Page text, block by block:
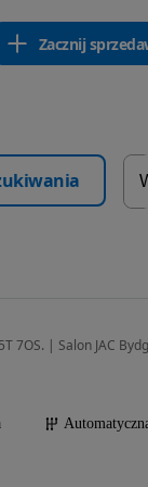
Zacznij